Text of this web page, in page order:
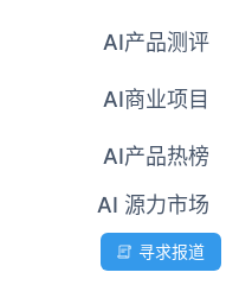
AI产品测评
AI商业项目
AI产品热榜
AI 源力市场
寻求报道